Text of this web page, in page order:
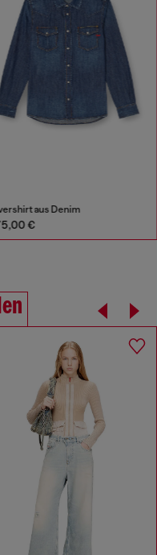
aus Denim
€